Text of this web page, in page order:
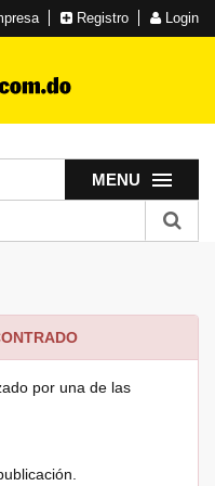
Registro Login
MENU
por una de las